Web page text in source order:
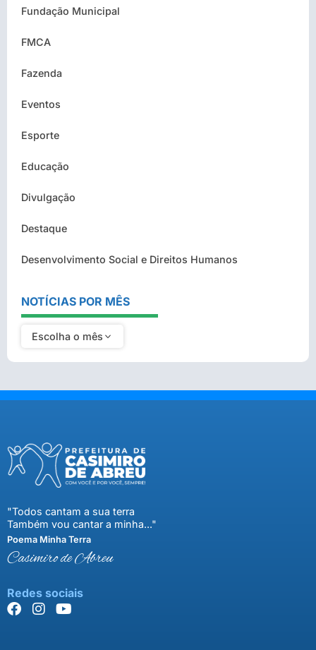
Fundação Municipal
FMCA
Fazenda
Eventos
Esporte
Educação
Divulgação
Destaque
Desenvolvimento Social e Direitos Humanos
NOTÍCIAS POR MÊS
Escolha o mês
"Todos cantam a sua terra
Também vou cantar a minha..."
Poema Minha Terra
Casimiro de Abreu
Redes sociais